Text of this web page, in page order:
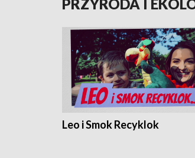
PRZYRODA I
Leo i Smok Recyklok